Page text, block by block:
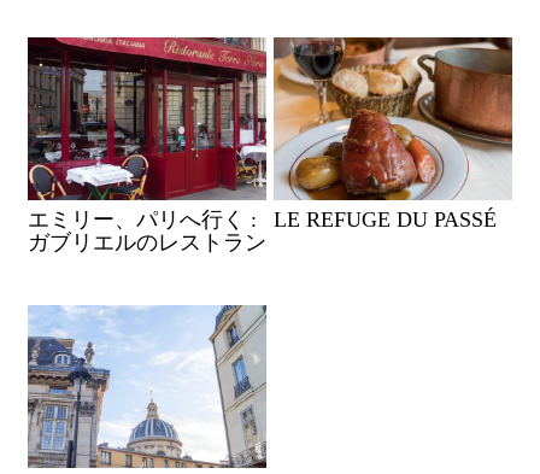
エミリー、パリへ行く :
ガブリエルのレストラン
LE REFUGE DU PASSÉ